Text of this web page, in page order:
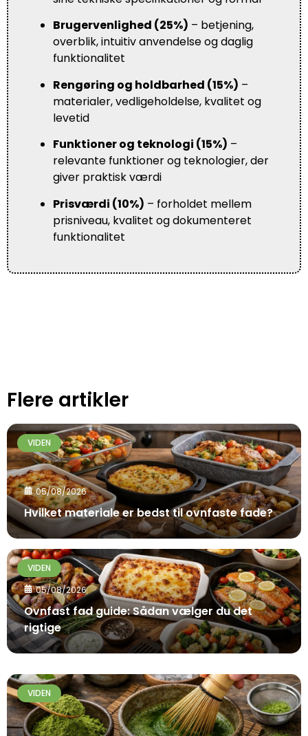
Brugervenlighed (25%) – betjening,
overblik, intuitiv anvendelse og daglig
funktionalitet
Rengøring og holdbarhed (15%) –
materialer, vedligeholdelse, kvalitet og
levetid
Funktioner og teknologi (15%) –
relevante funktioner og teknologier, der
giver praktisk værdi
Prisværdi (10%) – forholdet mellem
prisniveau, kvalitet og dokumenteret
funktionalitet
Flere artikler
VIDEN
05/08/2026
Hvilket materiale er bedst til ovnfaste fade?
VIDEN
05/08/2026
Ovnfast fad guide: Sådan vælger du det
rigtige
VIDEN